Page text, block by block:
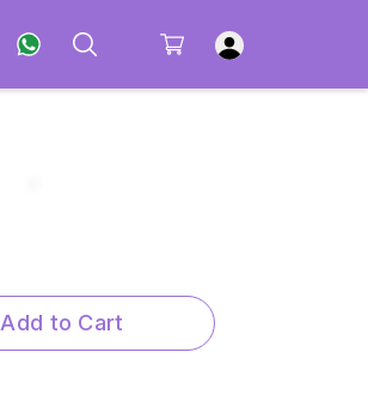
Add to Cart